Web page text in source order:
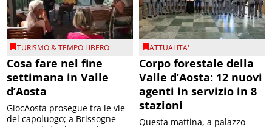
TURISMO & TEMPO LIBERO
Cosa fare nel fine
settimana in Valle
d’Aosta
GiocAosta prosegue tra le vie
del capoluogo; a Brissogne
ATTUALITA'
Corpo forestale della
Valle d’Aosta: 12 nuovi
agenti in servizio in 8
stazioni
Questa mattina, a palazzo